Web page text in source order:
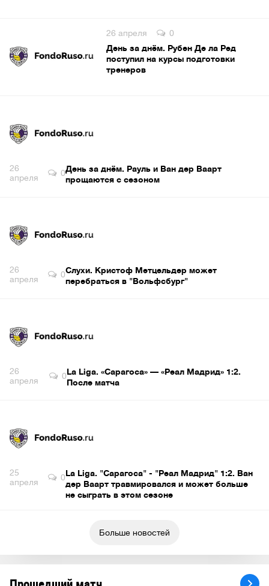
26 апреля
0
День за днём. Рубен Де ла Ред
поступил на курсы подготовки
тренеров
26
апреля
0День за днём. Рауль и Ван дер Ваарт
прощаются с сезоном
26
апреля
0Слухи. Кристоф Метцельдер может
перебраться в "Вольфсбург"
26
апреля
0La Liga. «Сарагоса» — «Реал Мадрид» 1:2.
После матча
25
апреля
0La Liga. "Сарагоса" - "Реал Мадрид" 1:2. Ван
дер Ваарт травмировался и может больше
не сыграть в этом сезоне
Больше новостей